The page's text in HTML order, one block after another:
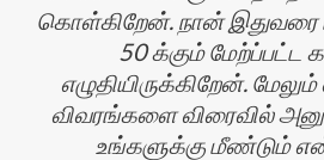
கொள்கிறேன். நான் இதுவரை
50 க்கும்
எழுதியிருக்கிறேன்.
விவரங்களை விரைவில்
உங்களுக்கு மீண்டும்